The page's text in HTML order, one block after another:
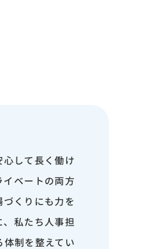
して長く働け
ベートの両方
くりにも力を
私たち人事担
制を整えてい